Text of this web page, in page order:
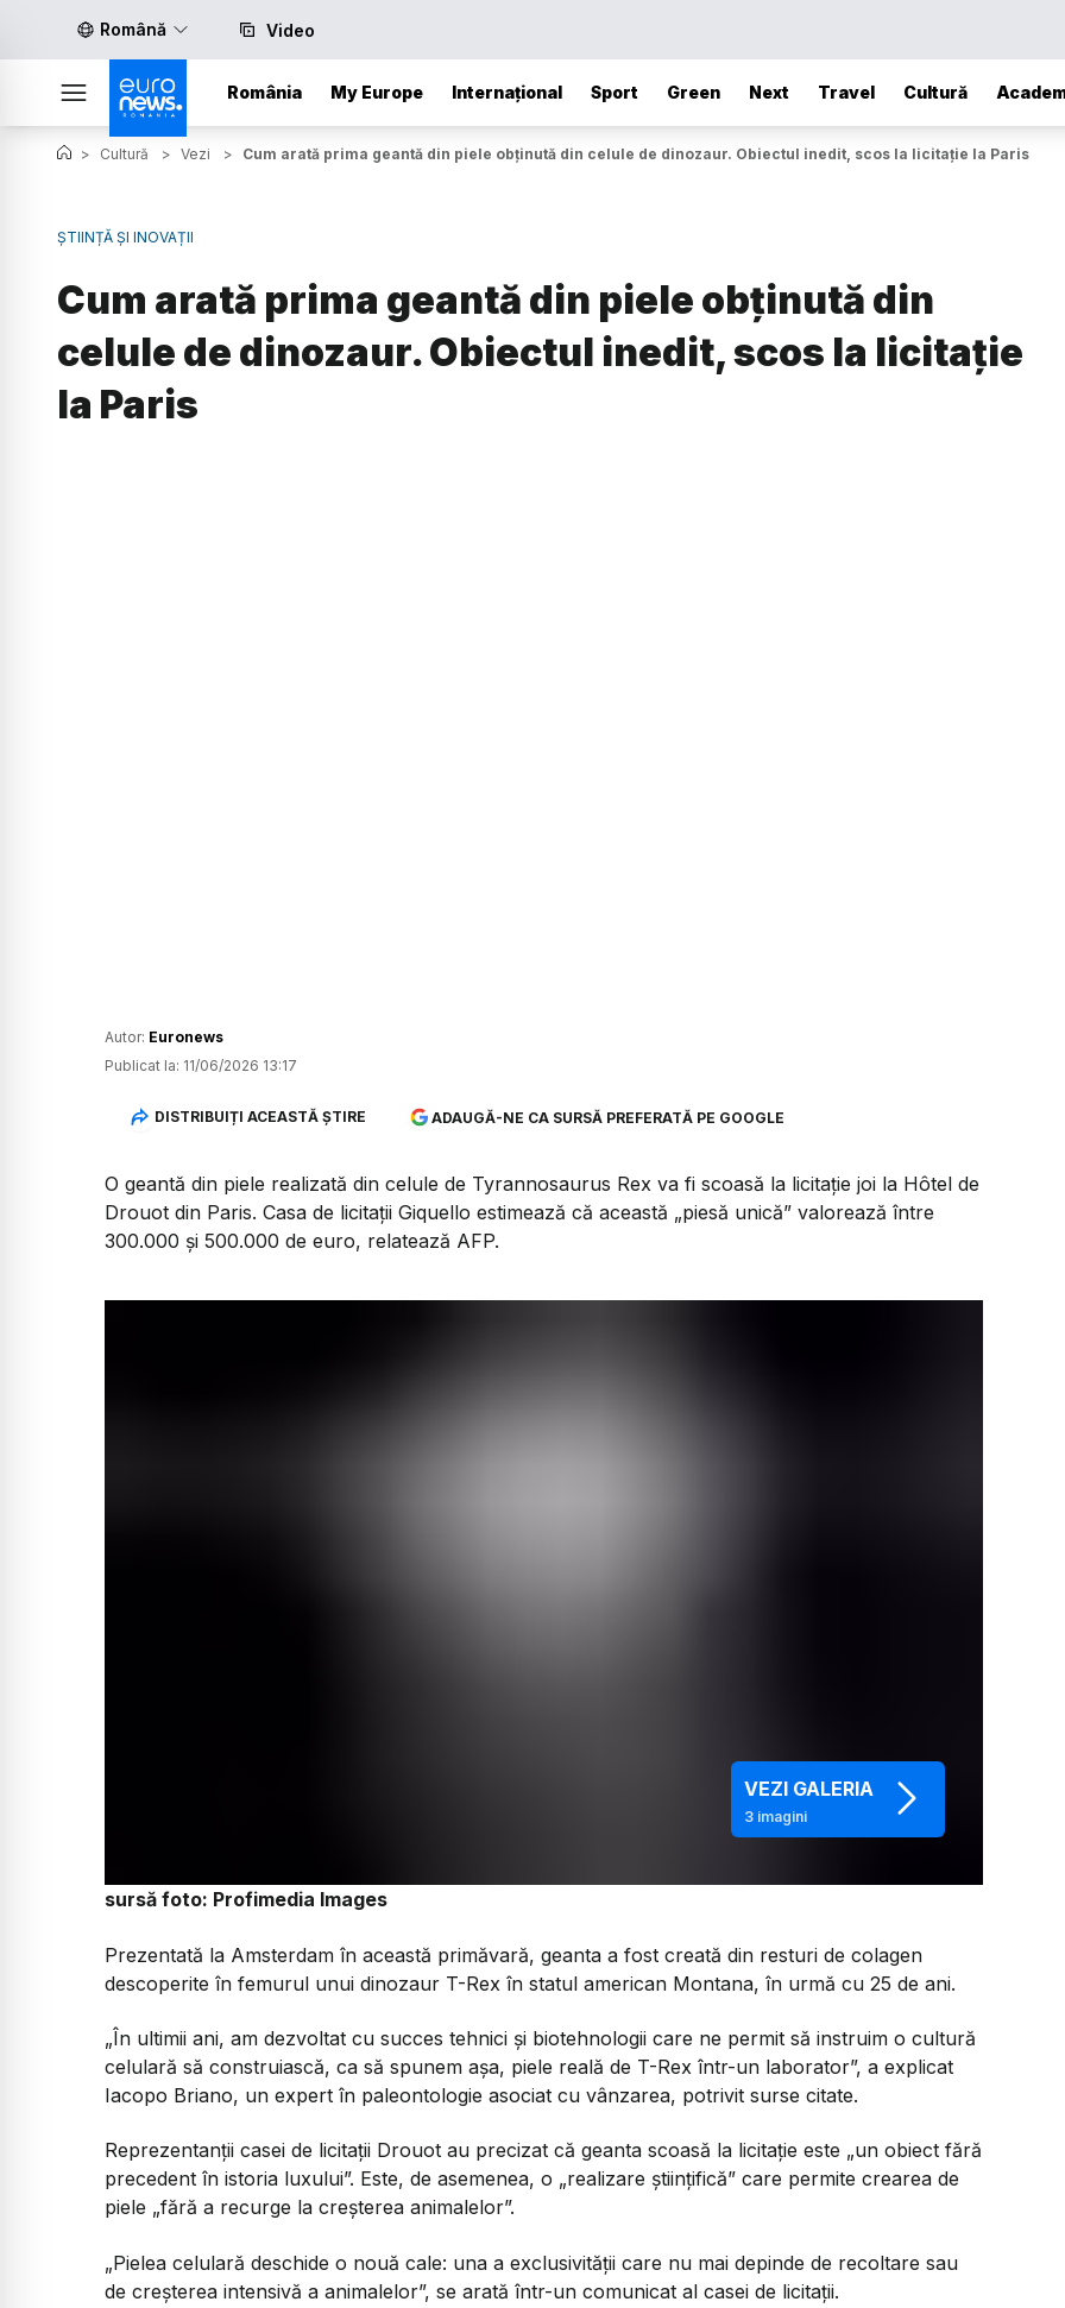
Română Video
România My Europe Internațional Sport Green Next Travel Cultură
> Cultură > Vezi > Cum arată prima geantă din piele obținută din celule de dinozaur. Obiectul inedit, scos la licitație la Paris
ȘTIINȚĂ ȘI INOVAȚII
Cum arată prima geantă din piele obținută din
celule de dinozaur. Obiectul inedit, scos la licitație
la Paris
Autor: Euronews
Publicat la: 11/06/2026 13:17
DISTRIBUIȚI ACEASTĂ ȘTIRE ADAUGĂ-NE CA SURSĂ PREFERATĂ PE GOOGLE
O geantă din piele realizată din celule de Tyrannosaurus Rex va fi scoasă la licitație joi la Hôtel de
Drouot din Paris. Casa de licitații Giquello estimează că această „piesă unică” valorează între
300.000 și 500.000 de euro, relatează AFP.
VEZI GALERIA
3 imagini
sursă foto: Profimedia Images
Prezentată la Amsterdam în această primăvară, geanta a fost creată din resturi de colagen
descoperite în femurul unui dinozaur T-Rex în statul american Montana, în urmă cu 25 de ani.
„În ultimii ani, am dezvoltat cu succes tehnici și biotehnologii care ne permit să instruim o cultură
celulară să construiască, ca să spunem așa, piele reală de T-Rex într-un laborator”, a explicat
Iacopo Briano, un expert în paleontologie asociat cu vânzarea, potrivit surse citate.
Reprezentanții casei de licitații Drouot au precizat că geanta scoasă la licitație este „un obiect fără
precedent în istoria luxului”. Este, de asemenea, o „realizare științifică” care permite crearea de
piele „fără a recurge la creșterea animalelor”.
„Pielea celulară deschide o nouă cale: una a exclusivității care nu mai depinde de recoltare sau
de creșterea intensivă a animalelor”, se arată într-un comunicat al casei de licitații.